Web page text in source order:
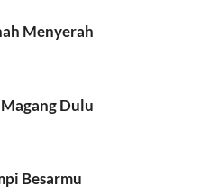
Menyerah
Dulu
Besarmu